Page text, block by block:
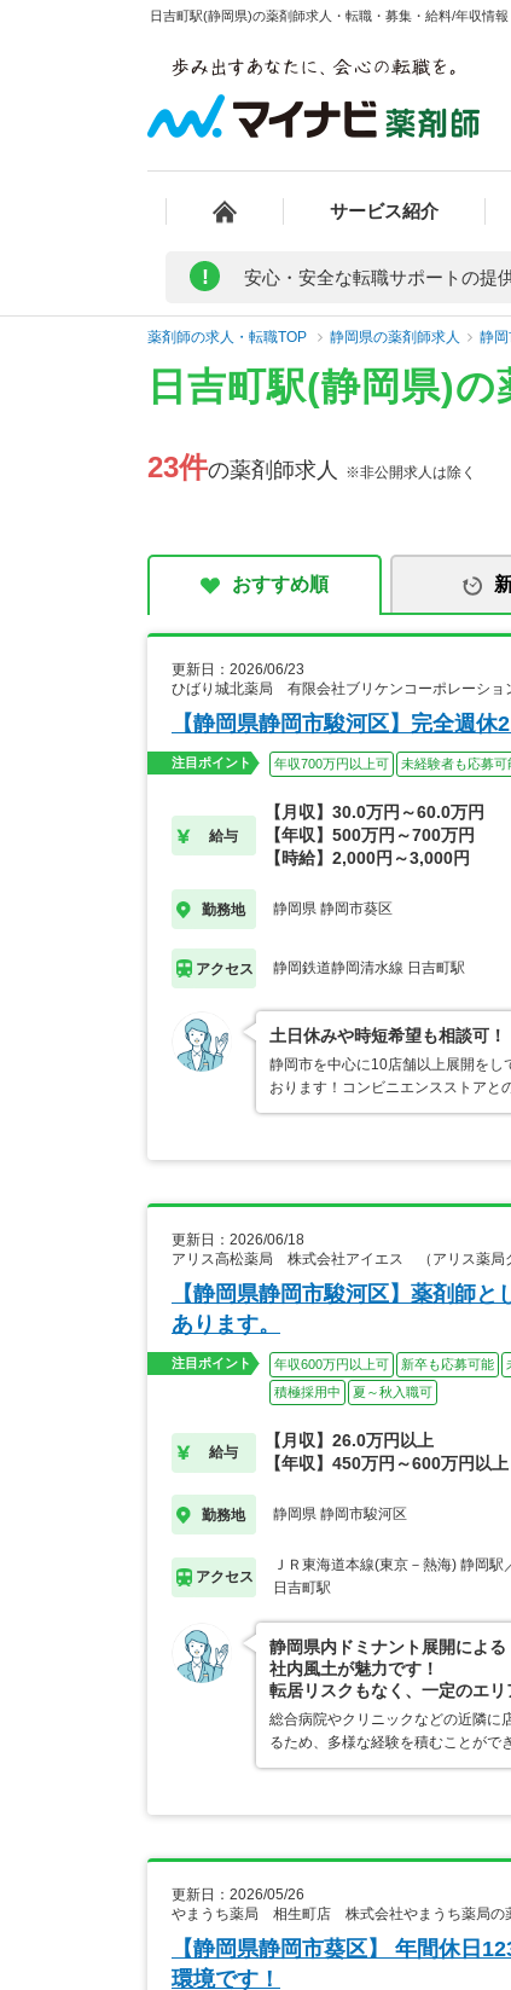
日吉町駅(静岡県)の薬剤師求人・転職・募集・給料/年収情
サービス紹介
! 安心・安全な転職サポートの提
薬剤師の求人・転職TOP 静岡県の薬剤師求人 静岡
日吉町駅(静岡県)
23件の薬剤師求人 ※非公開求人は除く
おすすめ順
更新日：2026/06/23
ひばり城北薬局 有限会社ブリケンコーポレーショ
【静岡県静岡市駿河区】完全週
注目ポイント 年収700万円以上可 未経験者も応募可
給与
【月収】30.0万円～60.0万円
【年収】500万円～700万円
【時給】2,000円～3,000円
勤務地 静岡県 静岡市葵区
アクセス 静岡鉄道静岡清水線 日吉町駅
土日休みや時短希望も相談可
静岡市を中心に10店舗以上展開をし
おります！コンビニエンスストア
更新日：2026/06/18
アリス高松薬局 株式会社アイエス （アリス薬局
【静岡県静岡市駿河区】薬剤師
あります。
注目ポイント 年収600万円以上可 新卒も応募可能
積極採用中
夏～秋入職可
給与
【月収】26.0万円以上
【年収】450万円～600万円以上
勤務地 静岡県 静岡市駿河区
アクセス
ＪＲ東海道本線(東京－熱海) 静岡駅
日吉町駅
静岡県内ドミナント展開によ
社内風土が魅力です！
転居リスクもなく、一定のエ
総合病院やクリニックなどの近隣に
るため、多様な経験を積むことが
更新日：2026/05/26
やまうち薬局 相生町店 株式会社やまうち薬局の
【静岡県静岡市葵区】 年間休日
環境です！